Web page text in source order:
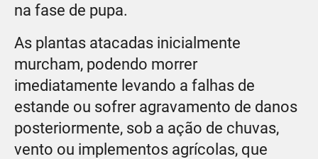
na fase de pupa.
As plantas atacadas inicialmente
murcham, podendo morrer
imediatamente levando a falhas de
estande ou sofrer agravamento de danos
posteriormente, sob a ação de chuvas,
vento ou implementos agrícolas, que